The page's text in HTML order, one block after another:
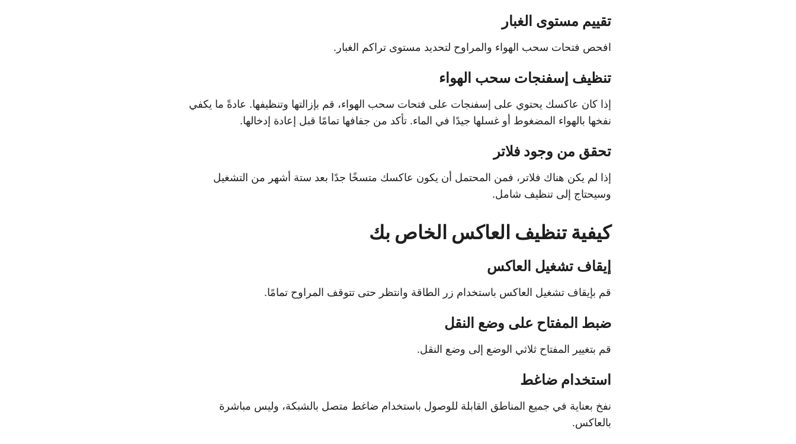
تقييم مستوى الغبار
افحص فتحات سحب الهواء والمراوح لتحديد مستوى تراكم الغبار.
تنظيف إسفنجات سحب الهواء
إذا كان عاكسك يحتوي على إسفنجات على فتحات سحب الهواء، قم بإزالتها وتنظيفها. عادةً ما يكفي
نفخها بالهواء المضغوط أو غسلها جيدًا في الماء. تأكد من جفافها تمامًا قبل إعادة إدخالها.
تحقق من وجود فلاتر
إذا لم يكن هناك فلاتر، فمن المحتمل أن يكون عاكسك متسخًا جدًا بعد ستة أشهر من التشغيل
وسيحتاج إلى تنظيف شامل.
كيفية تنظيف العاكس الخاص بك
إيقاف تشغيل العاكس
قم بإيقاف تشغيل العاكس باستخدام زر الطاقة وانتظر حتى تتوقف المراوح تمامًا.
ضبط المفتاح على وضع النقل
قم بتغيير المفتاح ثلاثي الوضع إلى وضع النقل.
استخدام ضاغط
نفخ بعناية في جميع المناطق القابلة للوصول باستخدام ضاغط متصل بالشبكة، وليس مباشرة
بالعاكس.